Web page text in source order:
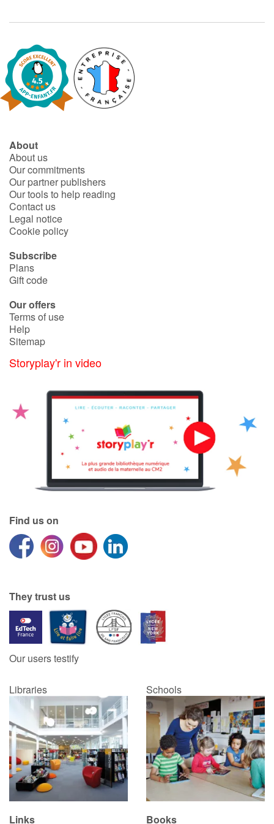
About
About us
Our commitments
Our partner publishers
Our tools to help reading
Contact us
Legal notice
Cookie policy
Subscribe
Plans
Gift code
Our offers
Terms of use
Help
Sitemap
Storyplay'r in video
Find us on
They trust us
Our users testify
Libraries Schools
Links Books